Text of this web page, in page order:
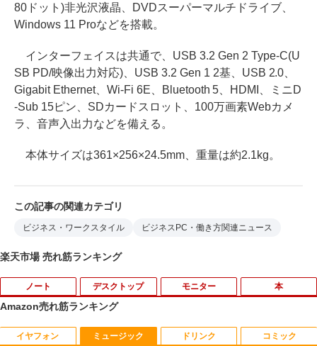
80ドット)非光沢液晶、DVDスーパーマルチドライブ、
Windows 11 Proなどを搭載。
インターフェイスは共通で、USB 3.2 Gen 2 Type-C(U
SB PD/映像出力対応)、USB 3.2 Gen 1 2基、USB 2.0、
Gigabit Ethernet、Wi-Fi 6E、Bluetooth 5、HDMI、ミニD
-Sub 15ピン、SDカードスロット、100万画素Webカメ
ラ、音声入出力などを備える。
本体サイズは361×256×24.5mm、重量は約2.1kg。
この記事の関連カテゴリ
ビジネス・ワークスタイル ビジネスPC・働き方関連ニュース
楽天市場 売れ筋ランキング
ノート
中古ノートパソコン・ windows11 offic
デスクトップ
地デジ BS TV 視聴 Youtube 動画 23.8 i
モニター
モバイルモニター HAILESI S123E 12.3
本
ハーレム王の異世界プレス漫遊記 〜最強
Amazon売れ筋ランキング
イヤフォン ミュージック ドリンク コミック